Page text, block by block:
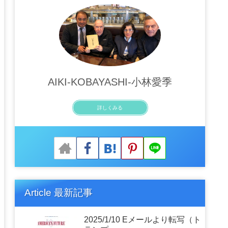
AIKI-KOBAYASHI-小林愛季
詳しくみる
Article 最新記事
2025/1/10 Eメールより転写（ト